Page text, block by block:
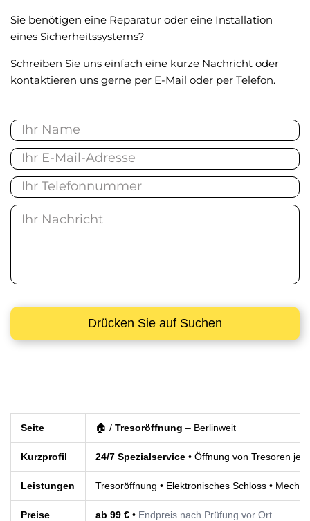
Sie benötigen eine Reparatur oder eine Installation
eines Sicherheitssystems?
Schreiben Sie uns einfach eine kurze Nachricht oder
kontaktieren uns gerne per E-Mail oder per Telefon.
Seite 🏠 /Tresoröffnung – Berlinweit
Kurzprofil 24/7 Spezialservice • Öffnung von Tresoren
Leistungen Tresoröffnung • Elektronisches Schloss •
Preise ab 99 € • Endpreis nach Prüfung vor Ort